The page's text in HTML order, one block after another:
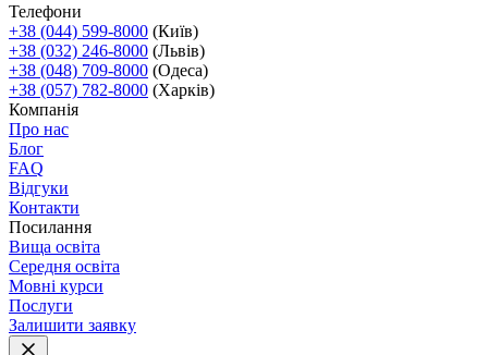
Телефони
+38 (044) 599-8000 (Київ)
+38 (032) 246-8000 (Львів)
+38 (048) 709-8000 (Одеса)
+38 (057) 782-8000 (Харків)
Компанія
Про нас
Блог
FAQ
Відгуки
Контакти
Посилання
Вища освіта
Середня освіта
Мовні курси
Послуги
Залишити заявку